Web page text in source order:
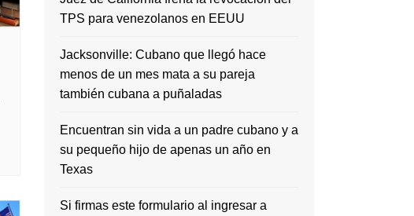
TPS para venezolanos en EEUU
Jacksonville: Cubano que llegó hace
menos de un mes mata a su pareja
también cubana a puñaladas
Encuentran sin vida a un padre cubano y a
su pequeño hijo de apenas un año en
Texas
Si firmas este formulario al ingresar a